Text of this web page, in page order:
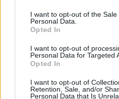
I want to opt-out of the Sale
Personal Data.
Opted In
I want to opt-out of
Personal Data for Targeted
Opted In
I want to opt-out of
Retention, Sale, and/or
Personal Data that Is
Giornata
BOL 1-0 SPA
BRE 3-4 BOL